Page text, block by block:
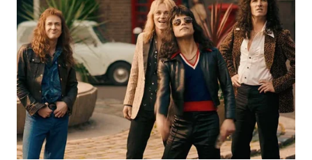
WN
SULSEL
WN
GORONTALO
SULUT